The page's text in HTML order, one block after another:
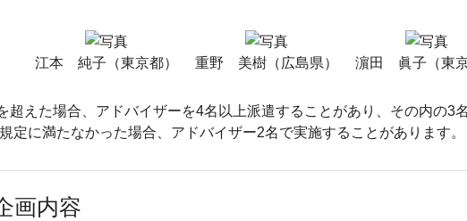
江本 純子（東京都） 重野 美樹（広島県） 濵田 眞子（東
超えた場合、アドバイザーを4名以上派遣することがあり、その内の3
定に満たなかった場合、アドバイザー2名で実施することがあります。
画内容